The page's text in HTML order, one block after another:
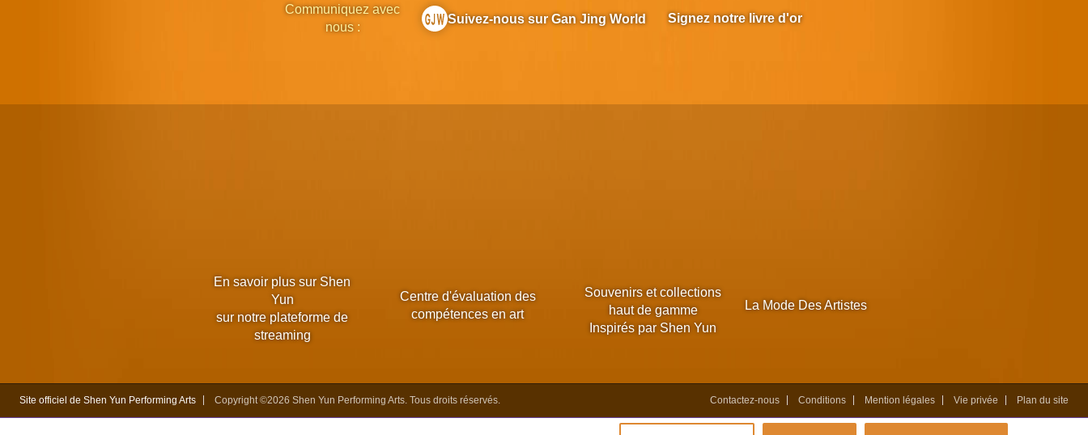
Communiquez avec
nous :
Suivez-nous sur Gan Jing World Signez notre livre d'or
En savoir plus sur Shen
Yun
sur notre plateforme de
streaming
Centre d'évaluation des
compétences en art
Souvenirs et collections
haut de gamme
Inspirés par Shen Yun
La Mode Des Artistes
Site officiel de Shen Yun Performing Arts Copyright ©2026 Shen Yun Performing Arts. Tous droits réservés. Contactez-nous Conditions Mention légales Vie privée Plan du site